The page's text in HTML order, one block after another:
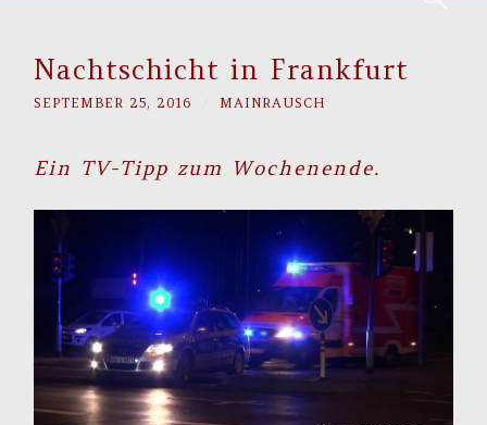
Nachtschicht in Frankfurt
SEPTEMBER 25, 2016 MAINRAUSCH
Ein TV-Tipp zum Wochenende.